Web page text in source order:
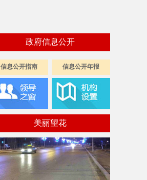
政府信息公开
信息公开指南 信息公开年报
美丽望花